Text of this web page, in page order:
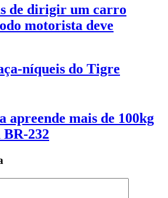
de dirigir um carro
motorista deve
níqueis do Tigre
apreende mais de 100kg
BR-232